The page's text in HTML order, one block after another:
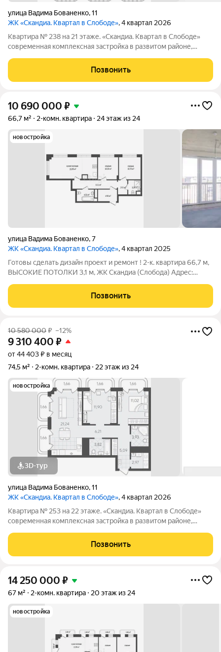
улица Вадима Бованенко,11
ЖК «Скандиа. Квартал в Слободе», 4 квартал 2026
Квартира № 238 на 21 этаже. «Скандиа. Квартал в Слободе»
современная комплексная застройка в развитом районе,
многоуровневых паркингов. Доминантами проекта станут две
24-этажные секции. Квартал
Позвонить
10 690 000 ₽
66,7 м² 2-комн. квартира 24 этаж из 24
новостройка
улица Вадима Бованенко,7
ЖК «Скандиа. Квартал в Слободе», 4 квартал 2025
Готовы сделать дизайн проект и ремонт ! 2-к. квартира 66,7 м,
ВЫСОКИЕ ПОТОЛКИ 3,1 м, ЖК Скандиа (Слобода) Адрес:
спальни +
Позвонить
10 580 000₽ –12%
9 310 400 ₽
от 44 403 ₽ в месяц
74,5 м²
2-комн. квартира 22 этаж из 24
новостройка
3D-тур
улица Вадима Бованенко,11
ЖК «Скандиа. Квартал в Слободе», 4 квартал 2026
Квартира № 253 на 22 этаже. «Скандиа. Квартал в Слободе»
современная комплексная застройка в развитом районе,
многоуровневых паркингов. Доминантами проекта станут две
24-этажные секции. Квартал
Позвонить
14 250 000 ₽
67 м² 2-комн. квартира 20 этаж из 24
новостройка